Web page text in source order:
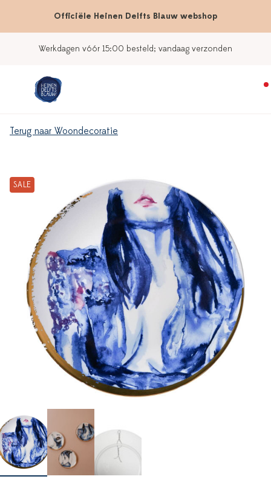
Officiële Heinen Delfts Blauw webshop
Werkdagen vóór 15:00 besteld; vandaag verzonden
Terug naar Woondecoratie
SALE